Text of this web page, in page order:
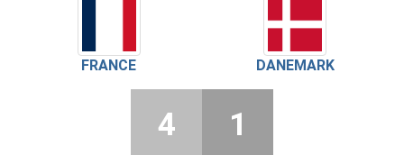
FRANCE DANEMARK
4 1